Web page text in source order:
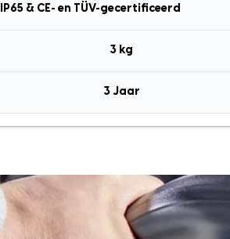
IP65 & CE- en TÜV-gecertificeerd
3 kg
3 Jaar